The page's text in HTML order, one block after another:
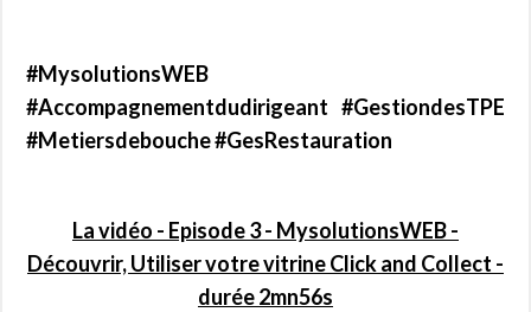
#MysolutionsWEB
#Accompagnementdudirigeant #GestiondesTPE
#Metiersdebouche #GesRestauration
La vidéo - Episode 3 - MysolutionsWEB -
Découvrir, Utiliser votre vitrine Click and Collect -
durée 2mn56s